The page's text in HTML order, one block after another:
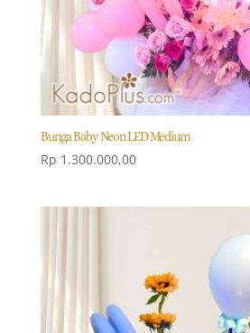
Bunga Baby Neon LED Medium
Rp 1.300.000,00